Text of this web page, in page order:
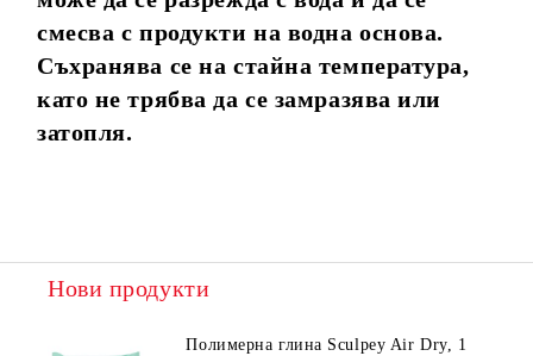
смесва с продукти на водна основа.
Съхранява се на стайна температура,
като не трябва да се замразява или
затопля.
Нови продукти
Полимерна глина Sculpey Air Dry, 1